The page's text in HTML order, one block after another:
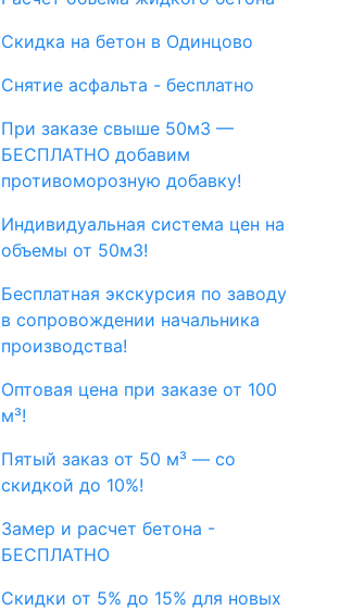
Скидка на бетон в Одинцово
Снятие асфальта - бесплатно
При заказе свыше 50м3 —
БЕСПЛАТНО добавим
противоморозную добавку!
Индивидуальная система цен на
объемы от 50м3!
Бесплатная экскурсия по заводу
в сопровождении начальника
производства!
Оптовая цена при заказе от 100
м³!
Пятый заказ от 50 м³ — со
скидкой до 10%!
Замер и расчет бетона -
БЕСПЛАТНО
Скидки от 5% до 15% для новых